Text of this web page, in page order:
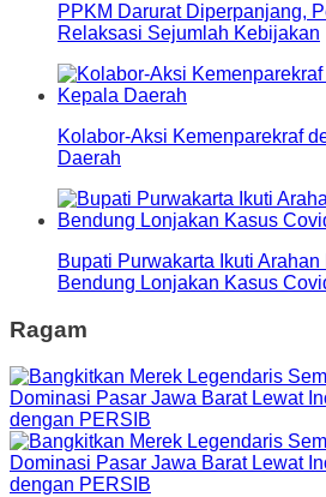
PPKM Darurat Diperpanjang,
Relaksasi Sejumlah Kebijakan
Kolabor-Aksi Kemenparekraf
Daerah
Bupati Purwakarta Ikuti
Bendung Lonjakan Kasus
Ragam